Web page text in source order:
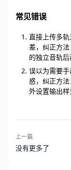
常见错误
直接上传多
差，纠正方
的独立音轨后
误以为需要
惑，纠正方
外设置输出样
上一篇
没有更多了